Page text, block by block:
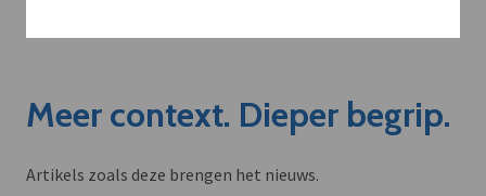
Meer context. Dieper begrip.
Artikels zoals deze brengen het nieuws.